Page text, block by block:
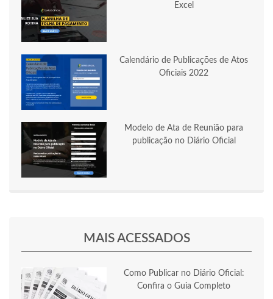
Excel
Calendário de Publicações de Atos
Oficiais 2022
Modelo de Ata de Reunião para
publicação no Diário Oficial
MAIS ACESSADOS
Como Publicar no Diário Oficial:
Confira o Guia Completo